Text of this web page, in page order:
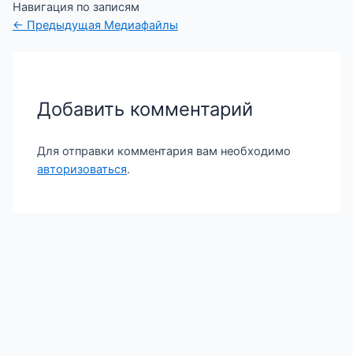
Навигация по записям
← Предыдущая Медиафайлы
Добавить комментарий
Для отправки комментария вам необходимо
авторизоваться.